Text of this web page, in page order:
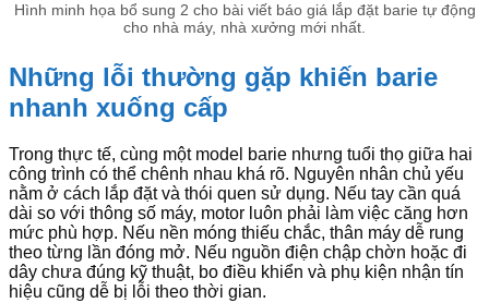
Hình minh họa bổ sung 2 cho bài viết báo giá lắp đặt barie tự động
cho nhà máy, nhà xưởng mới nhất.
Những lỗi thường gặp khiến barie
nhanh xuống cấp
Trong thực tế, cùng một model barie nhưng tuổi thọ giữa hai
công trình có thể chênh nhau khá rõ. Nguyên nhân chủ yếu
nằm ở cách lắp đặt và thói quen sử dụng. Nếu tay cần quá
dài so với thông số máy, motor luôn phải làm việc căng hơn
mức phù hợp. Nếu nền móng thiếu chắc, thân máy dễ rung
theo từng lần đóng mở. Nếu nguồn điện chập chờn hoặc đi
dây chưa đúng kỹ thuật, bo điều khiển và phụ kiện nhận tín
hiệu cũng dễ bị lỗi theo thời gian.